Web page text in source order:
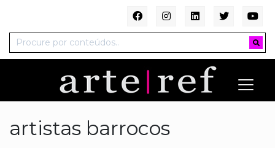
artistas barrocos